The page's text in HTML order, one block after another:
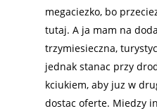
megaciezko, bo
tutaj. A ja mam na
trzymiesieczna,
jednak stanac przy
kciukiem, aby juz w
dostac oferte. Miedzy